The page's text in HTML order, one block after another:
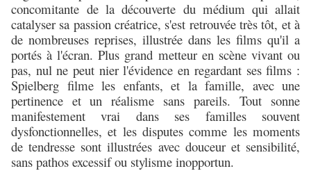
concomitante de la découverte du médium qui allait
catalyser sa passion créatrice, s'est retrouvée très tôt, et à
de nombreuses reprises, illustrée dans les films qu'il a
portés à l'écran. Plus grand metteur en scène vivant ou
pas, nul ne peut nier l'évidence en regardant ses films :
Spielberg filme les enfants, et la famille, avec une
pertinence et un réalisme sans pareils. Tout sonne
manifestement vrai dans ses familles souvent
dysfonctionnelles, et les disputes comme les moments
de tendresse sont illustrées avec douceur et sensibilité,
sans pathos excessif ou stylisme inopportun.